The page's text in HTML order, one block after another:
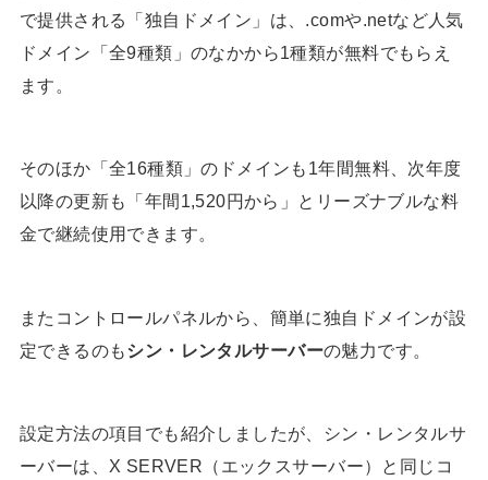
で提供される「独自ドメイン」は、.comや.netなど人気
ドメイン「全9種類」のなかから1種類が無料でもらえ
ます。
そのほか「全16種類」のドメインも1年間無料、次年度
以降の更新も「年間1,520円から」とリーズナブルな料
金で継続使用できます。
またコントロールパネルから、簡単に独自ドメインが設
定できるのもシン・レンタルサーバーの魅力です。
設定方法の項目でも紹介しましたが、シン・レンタルサ
ーバーは、X SERVER（エックスサーバー）と同じコ